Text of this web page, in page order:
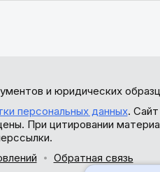
и юридических
персональных данных. Сайт
При цитировании
Обратная связь